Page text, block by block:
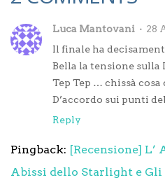
Luca Mantovani
28
Il finale ha
Bella la tensione
Tep Tep … chissà
D’accordo sui punti
Reply
Pingback: [Recensione] L’
Abissi dello Starlight e